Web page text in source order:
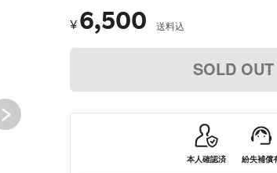
¥ 6,500 送料込
SOLD OUT
本人確認済 紛失補償